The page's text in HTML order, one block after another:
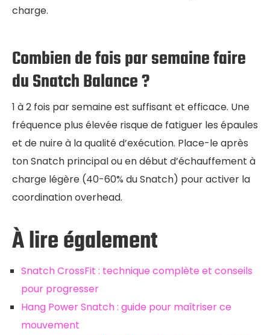
charge.
Combien de fois par semaine faire
du Snatch Balance ?
1 à 2 fois par semaine est suffisant et efficace. Une
fréquence plus élevée risque de fatiguer les épaules
et de nuire à la qualité d’exécution. Place-le après
ton Snatch principal ou en début d’échauffement à
charge légère (40-60% du Snatch) pour activer la
coordination overhead.
À lire également
Snatch CrossFit : technique complète et conseils
pour progresser
Hang Power Snatch : guide pour maîtriser ce
mouvement